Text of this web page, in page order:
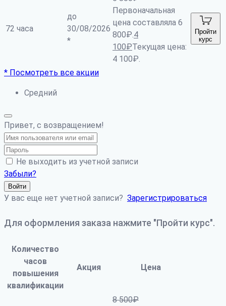
72 часа
до
30/08/2026
*
Первоначальная
цена составляла 6
800₽.4
100₽Текущая цена:
4 100₽.
Пройти
курс
* Посмотреть все акции
Средний
Привет, с возвращением!
Не выходить из учетной записи
Забыли?
Войти
У вас еще нет учетной записи? Зарегистрироваться
Для оформления заказа нажмите "Пройти курс".
Количество
часов
повышения
квалификации
Акция Цена
8 500₽